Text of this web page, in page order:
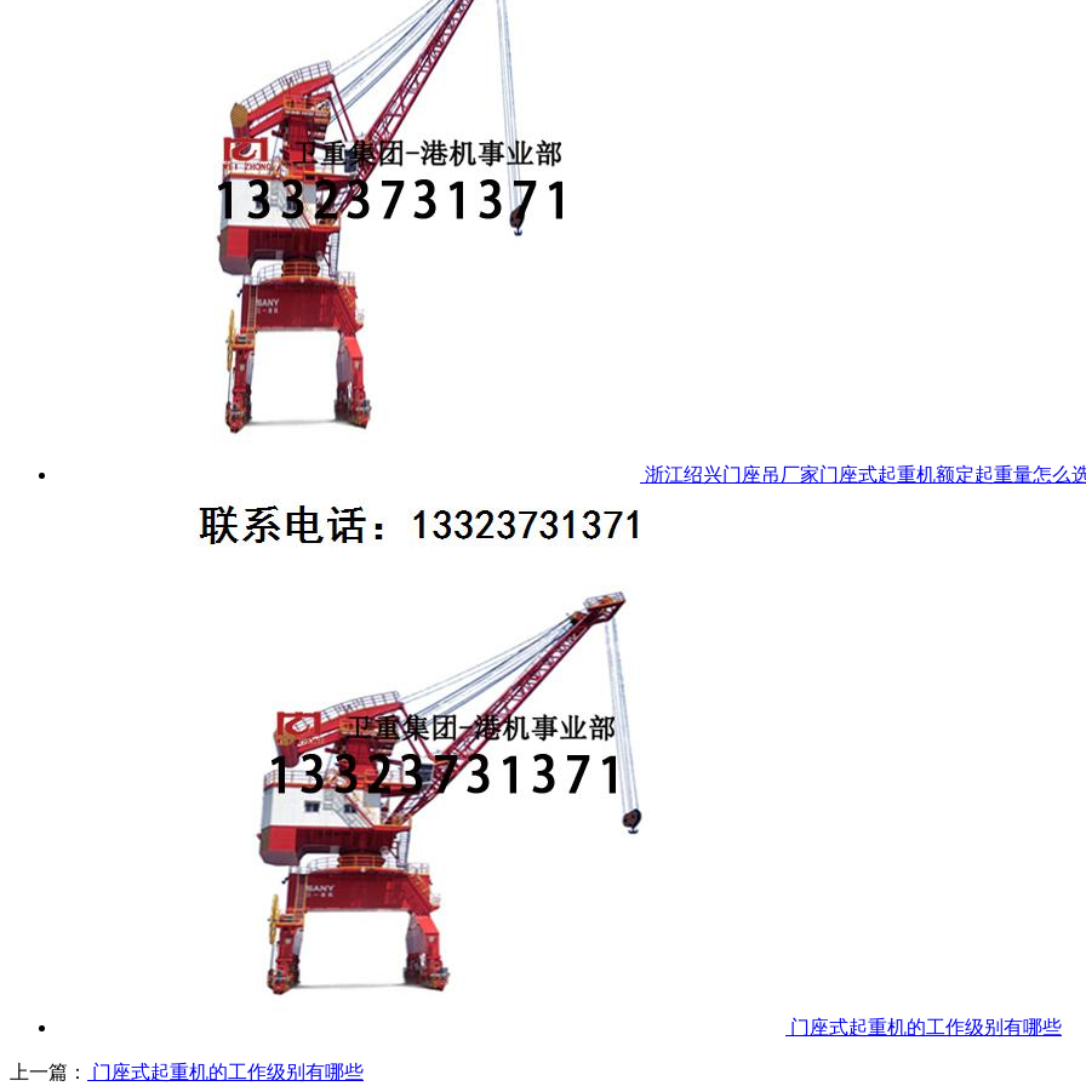
浙江绍兴门座吊厂家门座式起重机额定起重量怎么
门座式起重机的工作级别有哪些
上一篇： 门座式起重机的工作级别有哪些